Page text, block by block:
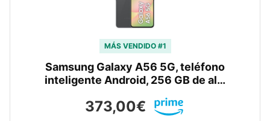
MÁS VENDIDO #1
Samsung Galaxy A56 5G, teléfono
inteligente Android, 256 GB de al…
373,00€